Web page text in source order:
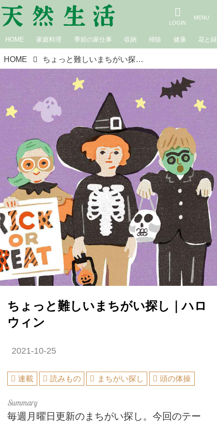
HOME 家庭料理 季節の家仕事 収納 掃除 健康 花と緑
HOME ちょっと難しいまちがい探し｜ハロウィン
ちょっと難しいまちがい探し｜ハロ
ウィン
2021-10-25
連載 読みもの まちがい探し 頭の体操
毎週月曜日更新のまちがい探し。今回のテー